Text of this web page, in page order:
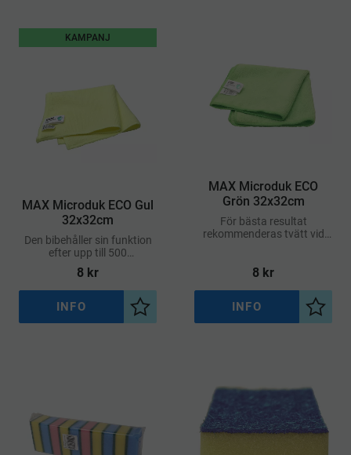
MAX Microduk ECO Gul
32x32cm
Den bibehåller sin funktion
efter upp till 500
maskintvättar och krymper
mindre än 6%
8 kr
KAMPANJ
Lägg till i önskelista
INFO
MAX Microduk ECO
Grön 32x32cm
För bästa resultat
rekommenderas tvätt vid
8 kr
Lägg
INFO